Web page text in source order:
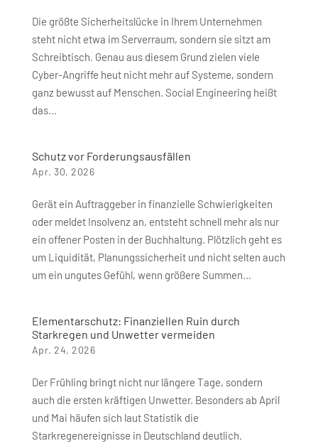
Die größte Sicherheitslücke in Ihrem Unternehmen
steht nicht etwa im Serverraum, sondern sie sitzt am
Schreibtisch. Genau aus diesem Grund zielen viele
Cyber-Angriffe heut nicht mehr auf Systeme, sondern
ganz bewusst auf Menschen. Social Engineering heißt
das...
Schutz vor Forderungsausfällen
Apr. 30, 2026
Gerät ein Auftraggeber in finanzielle Schwierigkeiten
oder meldet Insolvenz an, entsteht schnell mehr als nur
ein offener Posten in der Buchhaltung. Plötzlich geht es
um Liquidität, Planungssicherheit und nicht selten auch
um ein ungutes Gefühl, wenn größere Summen...
Elementarschutz: Finanziellen Ruin durch
Starkregen und Unwetter vermeiden
Apr. 24, 2026
Der Frühling bringt nicht nur längere Tage, sondern
auch die ersten kräftigen Unwetter. Besonders ab April
und Mai häufen sich laut Statistik die
Starkregenereignisse in Deutschland deutlich.